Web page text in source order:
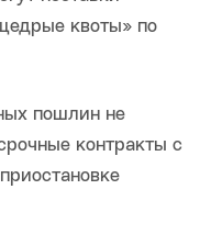
квоты» по
пошлин не
контракты с